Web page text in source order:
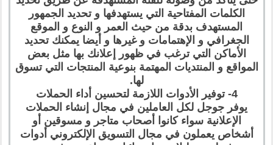
الكلمات المفتاحية التي يستهدفها و تحديد الجمهور
المستهدف بدقة من حيث العمر و النوع و الموقع
الجغرافي و الإهتمامات و غيرها و أيضا يمكنك تحديد
الأماكن التي ترغب في ظهور إعلانك بها مثل بعض
المواقع و المنتديات المهتمة بنوعية المنتجات التي تسوق
لها.
4- توفير الأدوات اللازمة لتحسين أداء الحملات
يوفر جوجل لكل العاملين في مجال إنشاء الحملات
الإعلانية سواء كانوا أصحاب متاجر و مسوقين أو
أشخاص يعملون في مجال التسويق الإلكتروني أدوات